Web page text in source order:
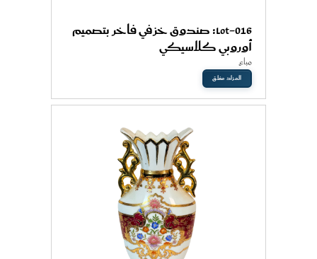
Lot-016: صندوق خزفي فاخر بتصميم
أوروبي كلاسيكي
مباع
المزاد مغلق